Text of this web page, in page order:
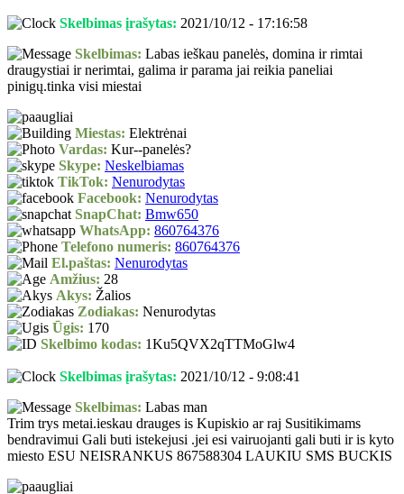
Skelbimas įrašytas: 2021/10/12 - 17:16:58
Skelbimas: Labas ieškau panelės, domina ir rimtai
draugystiai ir nerimtai, galima ir parama jai reikia paneliai
pinigų.tinka visi miestai
Miestas: Elektrėnai
Vardas: Kur--panelės?
Skype: Neskelbiamas
TikTok: Nenurodytas
Facebook: Nenurodytas
SnapChat: Bmw650
WhatsApp: 860764376
Telefono numeris: 860764376
El.paštas: Nenurodytas
Amžius: 28
Akys: Žalios
Zodiakas: Nenurodytas
Ūgis: 170
Skelbimo kodas: 1Ku5QVX2qTTMoGlw4
Skelbimas įrašytas: 2021/10/12 - 9:08:41
Skelbimas: Labas man
Trim trys metai.ieskau drauges is Kupiskio ar raj Susitikimams
bendravimui Gali buti istekejusi .jei esi vairuojanti gali buti ir is kyto
miesto ESU NEISRANKUS 867588304 LAUKIU SMS BUCKIS